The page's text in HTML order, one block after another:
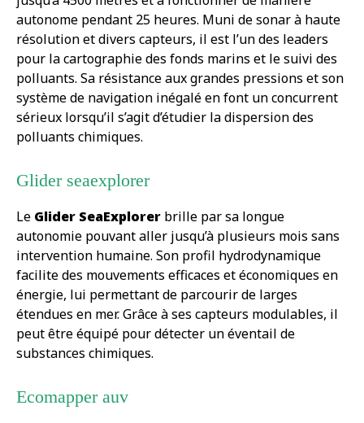
autonome pendant 25 heures. Muni de sonar à haute
résolution et divers capteurs, il est l’un des leaders
pour la cartographie des fonds marins et le suivi des
polluants. Sa résistance aux grandes pressions et son
système de navigation inégalé en font un concurrent
sérieux lorsqu’il s’agit d’étudier la dispersion des
polluants chimiques.
Glider seaexplorer
Le Glider SeaExplorer brille par sa longue
autonomie pouvant aller jusqu’à plusieurs mois sans
intervention humaine. Son profil hydrodynamique
facilite des mouvements efficaces et économiques en
énergie, lui permettant de parcourir de larges
étendues en mer. Grâce à ses capteurs modulables, il
peut être équipé pour détecter un éventail de
substances chimiques.
Ecomapper auv